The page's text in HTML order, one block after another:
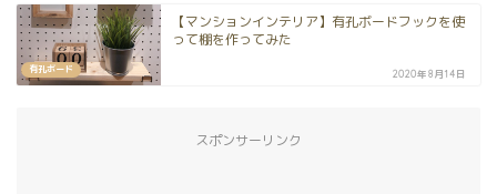
有孔ボード
【マンションインテリア】有孔ボードフックを使
って棚を作ってみた
2020年8月14日
スポンサーリンク